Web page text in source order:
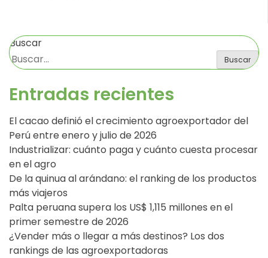
Buscar
Buscar
Entradas recientes
El cacao definió el crecimiento agroexportador del
Perú entre enero y julio de 2026
Industrializar: cuánto paga y cuánto cuesta procesar
en el agro
De la quinua al arándano: el ranking de los productos
más viajeros
Palta peruana supera los US$ 1,115 millones en el
primer semestre de 2026
¿Vender más o llegar a más destinos? Los dos
rankings de las agroexportadoras